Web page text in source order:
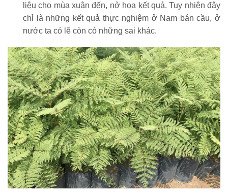
liệu cho mùa xuân đến, nở hoa kết quả. Tuy nhiên đây
chỉ là những kết quả thực nghiệm ở Nam bán cầu, ở
nước ta có lẽ còn có những sai khác.